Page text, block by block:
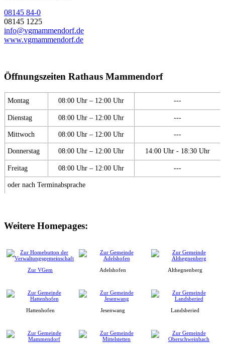
08145 84-0
08145 1225
info@vgmammendorf.de
www.vgmammendorf.de
Öffnungszeiten Rathaus Mammendorf
Montag 08:00 Uhr – 12:00 Uhr ---
Dienstag 08:00 Uhr – 12:00 Uhr ---
Mittwoch 08:00 Uhr – 12:00 Uhr ---
Donnerstag 08:00 Uhr – 12:00 Uhr 14:00 Uhr - 18:30 Uhr
Freitag 08:00 Uhr – 12:00 Uhr ---
oder nach Terminabsprache
Weitere Homepages:
Zur VGem Adelshofen Althegnenberg
Hattenhofen Jesenwang Landsberied